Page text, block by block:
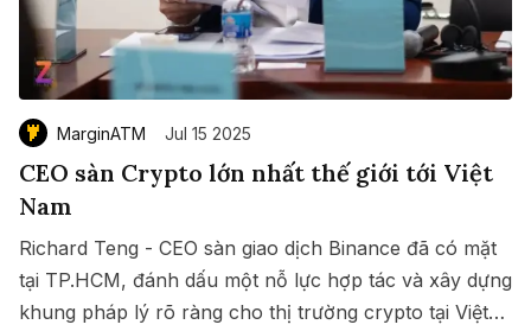
MarginATM Jul 15 2025
CEO sàn Crypto lớn nhất thế giới tới Việt
Nam
Richard Teng - CEO sàn giao dịch Binance đã có mặt
tại TP.HCM, đánh dấu một nỗ lực hợp tác và xây dựng
khung pháp lý rõ ràng cho thị trường crypto tại Việt
SaveCopy link